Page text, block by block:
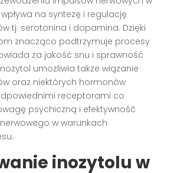
na syntezę i regulację
tj. serotonina i dopamina. Dzięki
znacząco podtrzymuje procesy
za jakość snu i sprawność
umożliwia także wiązanie
oraz niektórych hormonów
receptorami co
psychiczną i efektywność
nerwowego w warunkach
inozytolu w